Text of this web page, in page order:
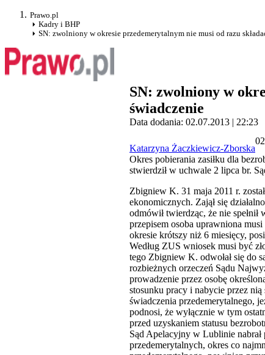
Prawo.pl
Kadry i BHP
SN: zwolniony w okresie przedemerytalnym nie musi od razu
SN: zwolniony w
świadczenie
Data dodania: 02.07.2013 | 22:23
Katarzyna Żaczkiewicz-Zborska
Okres pobierania zasiłku dla
stwierdził w uchwale 2 lipca br.
Zbigniew K. 31 maja 2011 r.
ekonomicznych. Zajął się
odmówił twierdząc, że nie
przepisem osoba uprawniona
okresie krótszy niż 6 miesięcy,
Według ZUS wniosek musi być
tego Zbigniew K. odwołał się do
rozbieżnych orzeczeń Sądu
prowadzenie przez osobę
stosunku pracy i nabycie przez
świadczenia przedemerytalnego,
podnosi, że wyłącznie w tym
przed uzyskaniem statusu
Sąd Apelacyjny w Lublinie
przedemerytalnych, okres co